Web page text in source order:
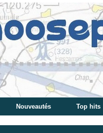
Nouveautés Top hits